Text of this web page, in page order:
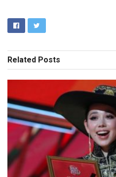
Related Posts